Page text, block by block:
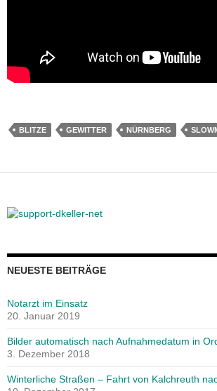
BLITZE GEWITTER NÜRNBERG
NEUESTE BEITRÄGE
Notarzt im Einsatz
20. Januar 2019
Bilder automatisch nach Aufnahmedatum in
3. Dezember 2018
Winterliche Straßen – Fahrt von Kalchreuth